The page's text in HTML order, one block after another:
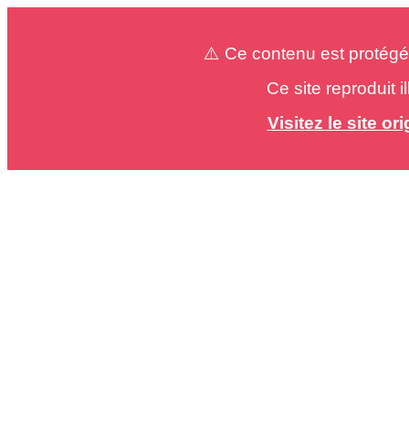
⚠️ Ce contenu est
Ce site reproduit
Visitez le site